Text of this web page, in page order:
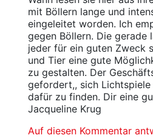
mit Böllern lange und
eingeleitet worden. Ich
gegen Böllern. Die gerade
jeder für ein guten Zweck
und Tier eine gute
zu gestalten. Der
gefordert,, sich
dafür zu finden. Dir eine
Jacqueline Krug
Auf diesen Kommentar